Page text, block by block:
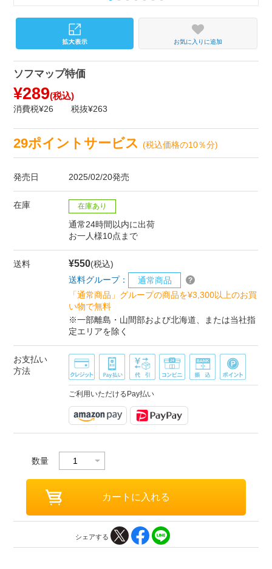
お気に入りに追加
ソフマップ特価
¥289(税込)
消費税¥26 税抜¥263
29ポイントサービス(税込価格の10％分)
発売日 2025/02/20発売
在庫 在庫あり
通常24時間以内に出荷
お一人様10点まで
送料 ¥550(税込)
送料グループ：
通常商品
「通常商品」グループの商品を¥3,300以上のお買
い物で無料
※一部離島・山間部および北海道、または当社指
定エリアを除く
お支払い
方法
ご利用いただけるPay払い
数量
シェアする